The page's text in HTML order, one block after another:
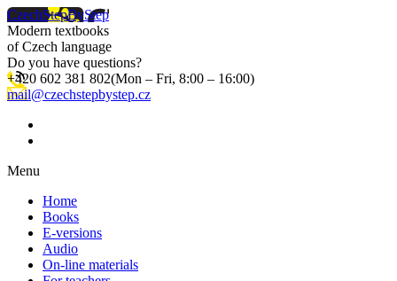
CzechStepByStep
Modern textbooks
of Czech language
Do you have questions?
+420 602 381 802(Mon – Fri, 8:00 – 16:00)
mail@czechstepbystep.cz
Menu
Home
Books
E-versions
Audio
On-line materials